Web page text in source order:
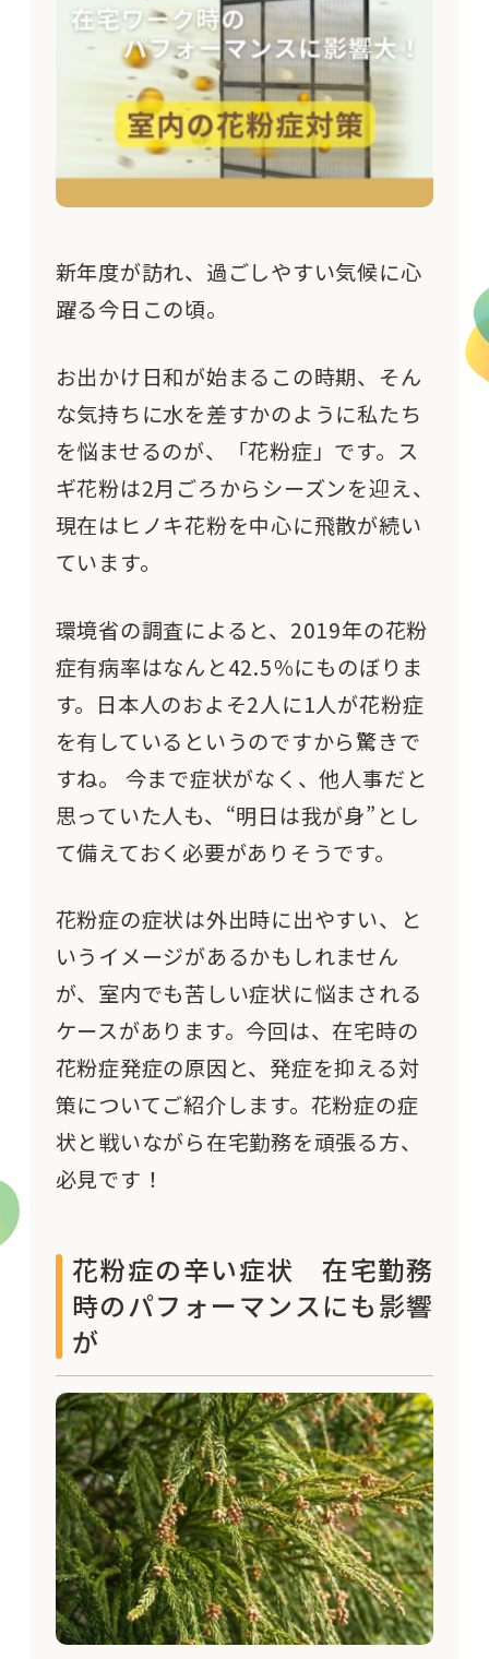
新年度が訪れ、過ごしやすい気候に心
躍る今日この頃。
お出かけ日和が始まるこの時期、そん
な気持ちに水を差すかのように私たち
を悩ませるのが、「花粉症」です。ス
ギ花粉は2月ごろからシーズンを迎え、
現在はヒノキ花粉を中心に飛散が続い
ています。
環境省の調査によると、2019年の花粉
症有病率はなんと42.5％にものぼりま
す。日本人のおよそ2人に1人が花粉症
を有しているというのですから驚きで
すね。 今まで症状がなく、他人事だと
思っていた人も、“明日は我が身”とし
て備えておく必要がありそうです。
花粉症の症状は外出時に出やすい、と
いうイメージがあるかもしれません
が、室内でも苦しい症状に悩まされる
ケースがあります。今回は、在宅時の
花粉症発症の原因と、発症を抑える対
策についてご紹介します。花粉症の症
状と戦いながら在宅勤務を頑張る方、
必見です！
花粉症の辛い症状 在宅勤務
時のパフォーマンスにも影響
が